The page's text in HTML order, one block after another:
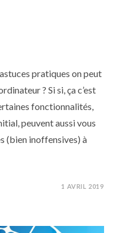
pratiques on peut
? Si si, ça c’est
fonctionnalités,
peuvent aussi vous
(bien inoffensives) à
1 AVRIL 2019